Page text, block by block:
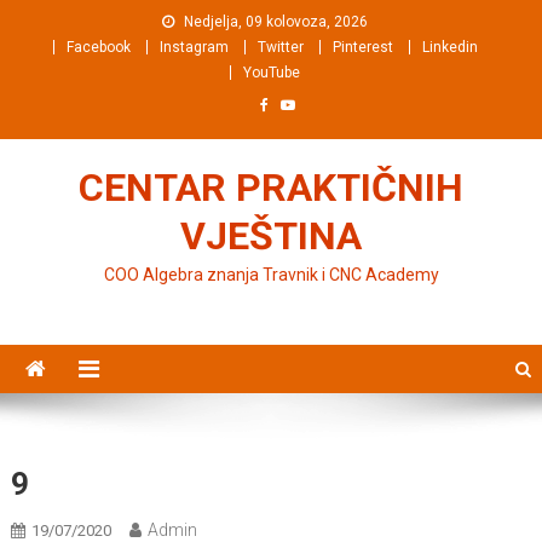
Preskočite na sadržaj
Nedjelja, 09 kolovoza, 2026
Facebook
Instagram Twitter Pinterest
Linkedin
YouTube
CENTAR PRAKTIČNIH
VJEŠTINA
COO Algebra znanja Travnik i CNC Academy
9
19/07/2020 Admin